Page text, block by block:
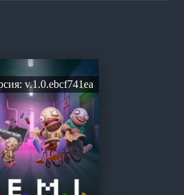
v.1.0.ebcf741ea